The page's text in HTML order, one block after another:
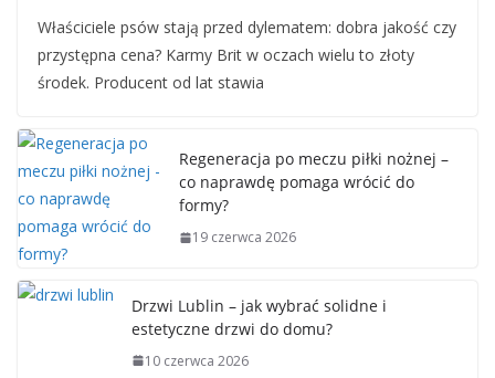
Właściciele psów stają przed dylematem: dobra jakość czy
przystępna cena? Karmy Brit w oczach wielu to złoty
środek. Producent od lat stawia
Regeneracja po meczu piłki nożnej –
co naprawdę pomaga wrócić do
formy?
19 czerwca 2026
Drzwi Lublin – jak wybrać solidne i
estetyczne drzwi do domu?
10 czerwca 2026